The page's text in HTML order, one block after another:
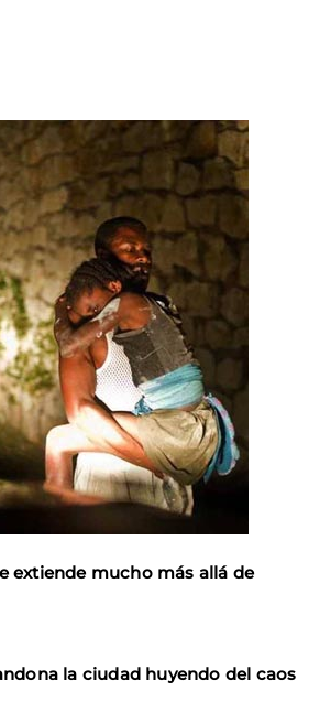
extiende mucho más allá de
la ciudad huyendo del caos